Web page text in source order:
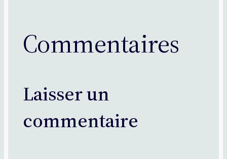
Commentaires
Laisser un
commentaire